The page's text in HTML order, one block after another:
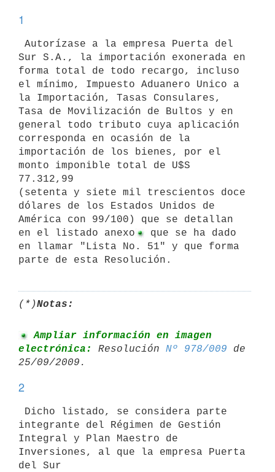
1
Sur S.A., la importación exonerada en
forma total de todo recargo, incluso
el mínimo, Impuesto Aduanero Unico a
la Importación, Tasas Consulares,
Tasa de Movilización de Bultos y en
general todo tributo cuya aplicación
corresponda en ocasión de la
importación de los bienes, por el
monto imponible total de U$S
77.312,99
(setenta y siete mil trescientos doce
dólares de los Estados Unidos de
América con 99/100) que se detallan
en el listado anexo
que se ha dado
en llamar "Lista No. 51" y que forma
parte de esta Resolución.
(*)Notas:
Ampliar información en imagen
electrónica:
Resolución Nº 978/009 de
2
integrante del Régimen de Gestión
Integral y Plan Maestro de
Inversiones, al que la empresa Puerta
del Sur